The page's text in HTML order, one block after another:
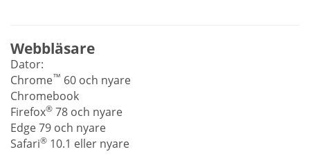
Webbläsare
Dator:
Chrome™ 60 och nyare
Chromebook
Firefox® 78 och nyare
Edge 79 och nyare
Safari® 10.1 eller nyare